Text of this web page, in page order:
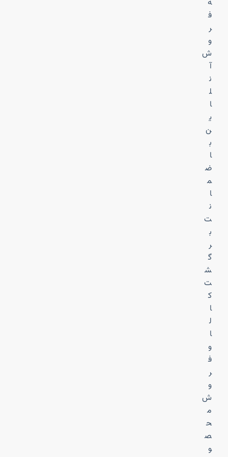
ه
ف
ر
و
ش
آ
ن
ل
ا
ی
ن
ب
ا
ض
م
ا
ن
ت
ب
ر
گ
ش
ت
ک
ا
ل
ا
و
ف
ر
و
ش
م
ح
ص
و